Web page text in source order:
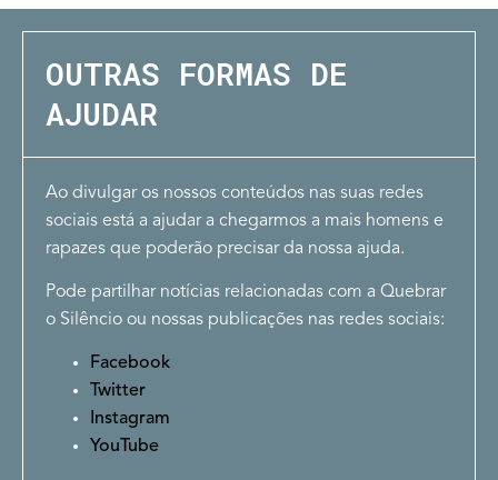
OUTRAS FORMAS DE
AJUDAR
Ao divulgar os nossos conteúdos nas suas redes
sociais está a ajudar a chegarmos a mais homens e
rapazes que poderão precisar da nossa ajuda.
Pode partilhar notícias relacionadas com a Quebrar
o Silêncio ou nossas publicações nas redes sociais:
Facebook
Twitter
Instagram
YouTube